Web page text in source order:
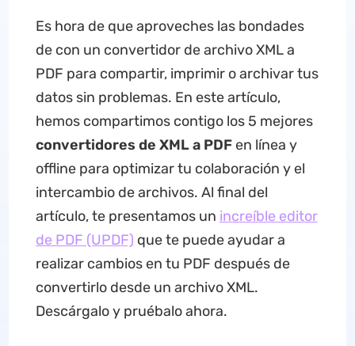
Es hora de que aproveches las bondades
de con un convertidor de archivo XML a
PDF para compartir, imprimir o archivar tus
datos sin problemas. En este artículo,
hemos compartimos contigo los 5 mejores
convertidores de XML a PDFen línea y
offline para optimizar tu colaboración y el
intercambio de archivos. Al final del
artículo, te presentamos un increíble editor
de PDF (UPDF) que te puede ayudar a
realizar cambios en tu PDF después de
convertirlo desde un archivo XML.
Descárgalo y pruébalo ahora.